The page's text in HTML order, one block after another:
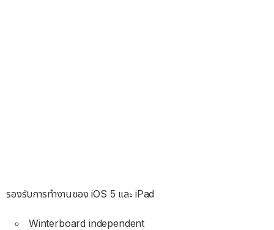
รองรับการทำงานของ iOS 5 และ iPad
Winterboard independent